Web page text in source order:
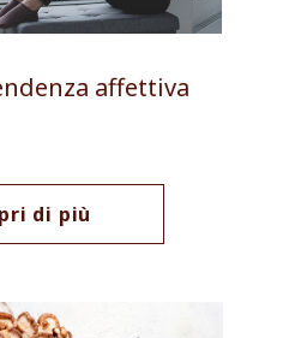
affettiva
di più